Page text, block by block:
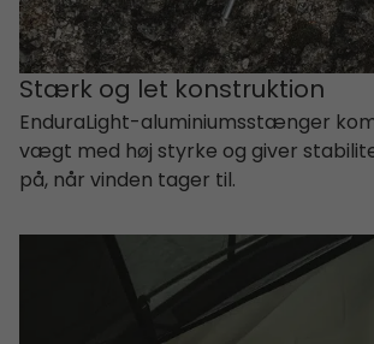
Stærk og let konstruktion
EnduraLight-aluminiumsstænger
vægt med høj styrke og giver
på, når vinden tager til.